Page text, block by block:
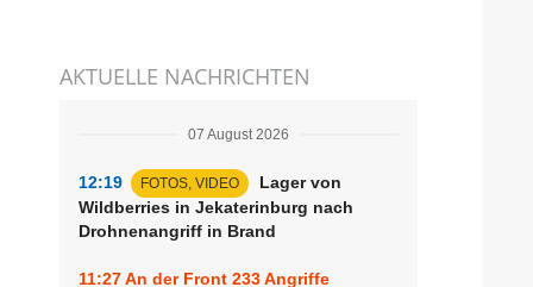
Abonnement
AKTUELLE NACHRICHTEN
07 August 2026
12:19 FOTOS, VIDEO
Lager von
Wildberries in Jekaterinburg nach
Drohnenangriff in Brand
11:27An der Front 233 Angriffe